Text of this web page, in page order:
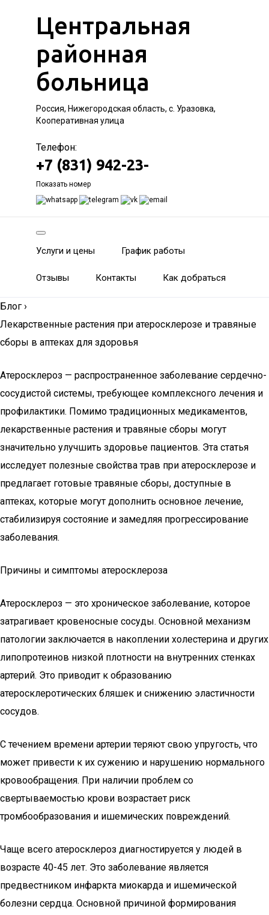
Центральная
районная
больница
Россия, Нижегородская область, с. Уразовка,
Кооперативная улица
Телефон:
+7 (831) 942-23-
Показать номер
Услуги и цены График работы
Отзывы Контакты Как добраться
Блог ›
Лекарственные растения при атеросклерозе и травяные
сборы в аптеках для здоровья
Атеросклероз — распространенное заболевание сердечно-
сосудистой системы, требующее комплексного лечения и
профилактики. Помимо традиционных медикаментов,
лекарственные растения и травяные сборы могут
значительно улучшить здоровье пациентов. Эта статья
исследует полезные свойства трав при атеросклерозе и
предлагает готовые травяные сборы, доступные в
аптеках, которые могут дополнить основное лечение,
стабилизируя состояние и замедляя прогрессирование
заболевания.
Причины и симптомы атеросклероза
Атеросклероз — это хроническое заболевание, которое
затрагивает кровеносные сосуды. Основной механизм
патологии заключается в накоплении холестерина и других
липопротеинов низкой плотности на внутренних стенках
артерий. Это приводит к образованию
атеросклеротических бляшек и снижению эластичности
сосудов.
С течением времени артерии теряют свою упругость, что
может привести к их сужению и нарушению нормального
кровообращения. При наличии проблем со
свертываемостью крови возрастает риск
тромбообразования и ишемических повреждений.
Чаще всего атеросклероз диагностируется у людей в
возрасте 40-45 лет. Это заболевание является
предвестником инфаркта миокарда и ишемической
болезни сердца. Основной причиной формирования